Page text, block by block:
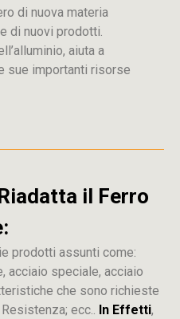
di nuova materia
di nuovi prodotti.
aiuta a
sue importanti risorse
il Ferro
prodotti assunti come:
acciaio speciale, acciaio
che sono richieste
ecc.. In Effetti,